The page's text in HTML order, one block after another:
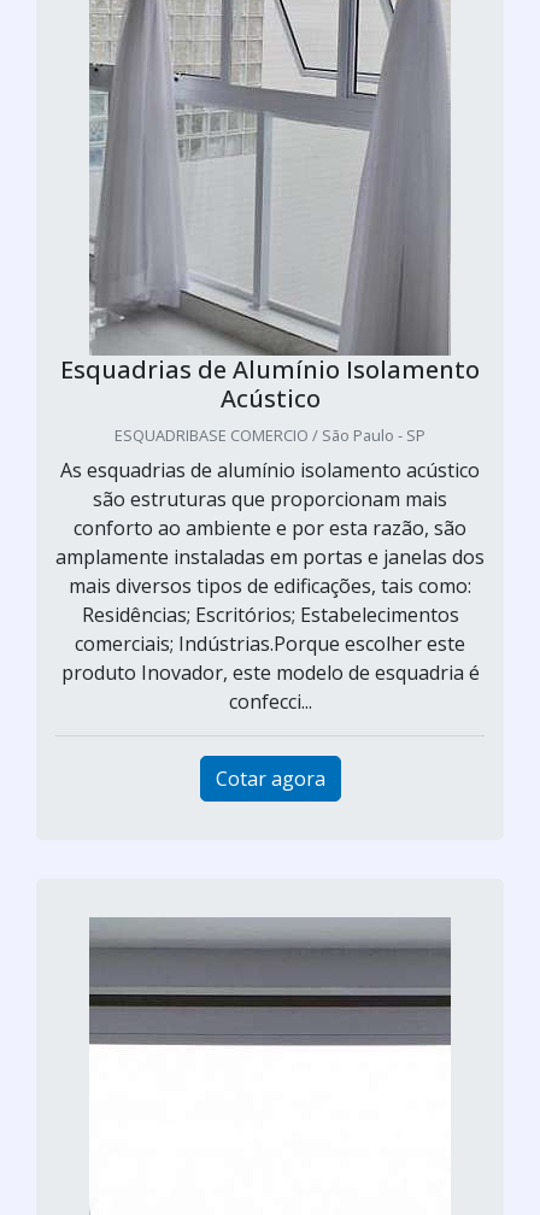
Esquadrias de Alumínio Isolamento
Acústico
ESQUADRIBASE COMERCIO / São Paulo - SP
As esquadrias de alumínio isolamento acústico
são estruturas que proporcionam mais
conforto ao ambiente e por esta razão, são
amplamente instaladas em portas e janelas dos
mais diversos tipos de edificações, tais como:
Residências; Escritórios; Estabelecimentos
comerciais; Indústrias.Porque escolher este
produto Inovador, este modelo de esquadria é
confecci...
Cotar agora